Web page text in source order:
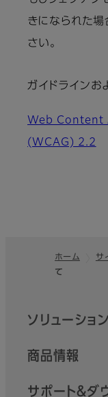
きになられた場
さい。
ガイドラインお
Web Content
(WCAG) 2.2
フッター
ホーム サ
て
クイックリンク
ソリューション
商品情報
サポート＆ダ